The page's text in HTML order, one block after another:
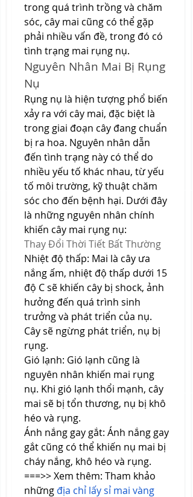
trong quá trình trồng và chăm
sóc, cây mai cũng có thể gặp
phải nhiều vấn đề, trong đó có
tình trạng mai rụng nụ.
Nguyên Nhân Mai Bị Rụng
Nụ
Rụng nụ là hiện tượng phổ biến
xảy ra với cây mai, đặc biệt là
trong giai đoạn cây đang chuẩn
bị ra hoa. Nguyên nhân dẫn
đến tình trạng này có thể do
nhiều yếu tố khác nhau, từ yếu
tố môi trường, kỹ thuật chăm
sóc cho đến bệnh hại. Dưới đây
là những nguyên nhân chính
khiến cây mai rụng nụ:
Thay Đổi Thời Tiết Bất Thường
Nhiệt độ thấp: Mai là cây ưa
nắng ấm, nhiệt độ thấp dưới 15
độ C sẽ khiến cây bị shock, ảnh
hưởng đến quá trình sinh
trưởng và phát triển của nụ.
Cây sẽ ngừng phát triển, nụ bị
rụng.
Gió lạnh: Gió lạnh cũng là
nguyên nhân khiến mai rụng
nụ. Khi gió lạnh thổi mạnh, cây
mai sẽ bị tổn thương, nụ bị khô
héo và rụng.
Ánh nắng gay gắt: Ánh nắng gay
gắt cũng có thể khiến nụ mai bị
cháy nắng, khô héo và rụng.
===>> Xem thêm: Tham khảo
những địa chỉ lấy sỉ mai vàng